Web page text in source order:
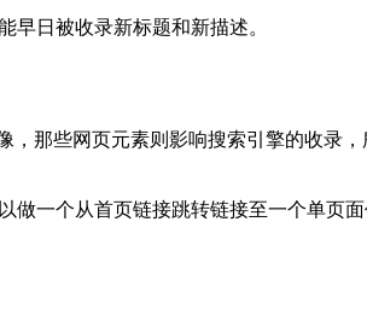
早日被收录新标题和新描述。
那些网页元素则影响搜索引擎的收录
一个从首页链接跳转链接至一个单页